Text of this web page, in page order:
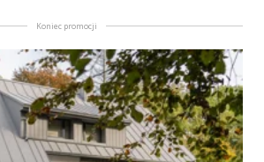
Koniec promocji